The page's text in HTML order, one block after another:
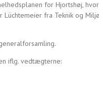
for Hjortshøj, hvor
fra Teknik og Miljø
iflg. vedtægterne: